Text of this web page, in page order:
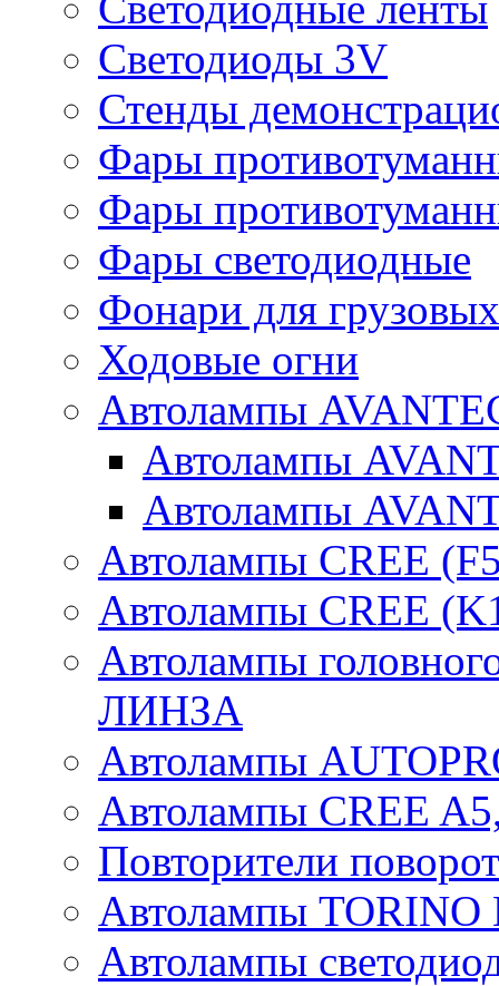
Светодиоды 3V
Стенды
Фары
Фары
Фары светодиодные
Фонари для
Ходовые огни
Автолампы
Автолампы
Автолампы
Автолампы CREE
Автолампы CREE
Автолампы
ЛИНЗА
Автолампы
Автолампы CREE
Повторители
Автолампы
Автолампы